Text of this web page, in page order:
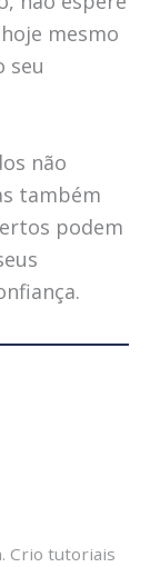
mesmo
seu
não
também
podem
Crio tutoriais